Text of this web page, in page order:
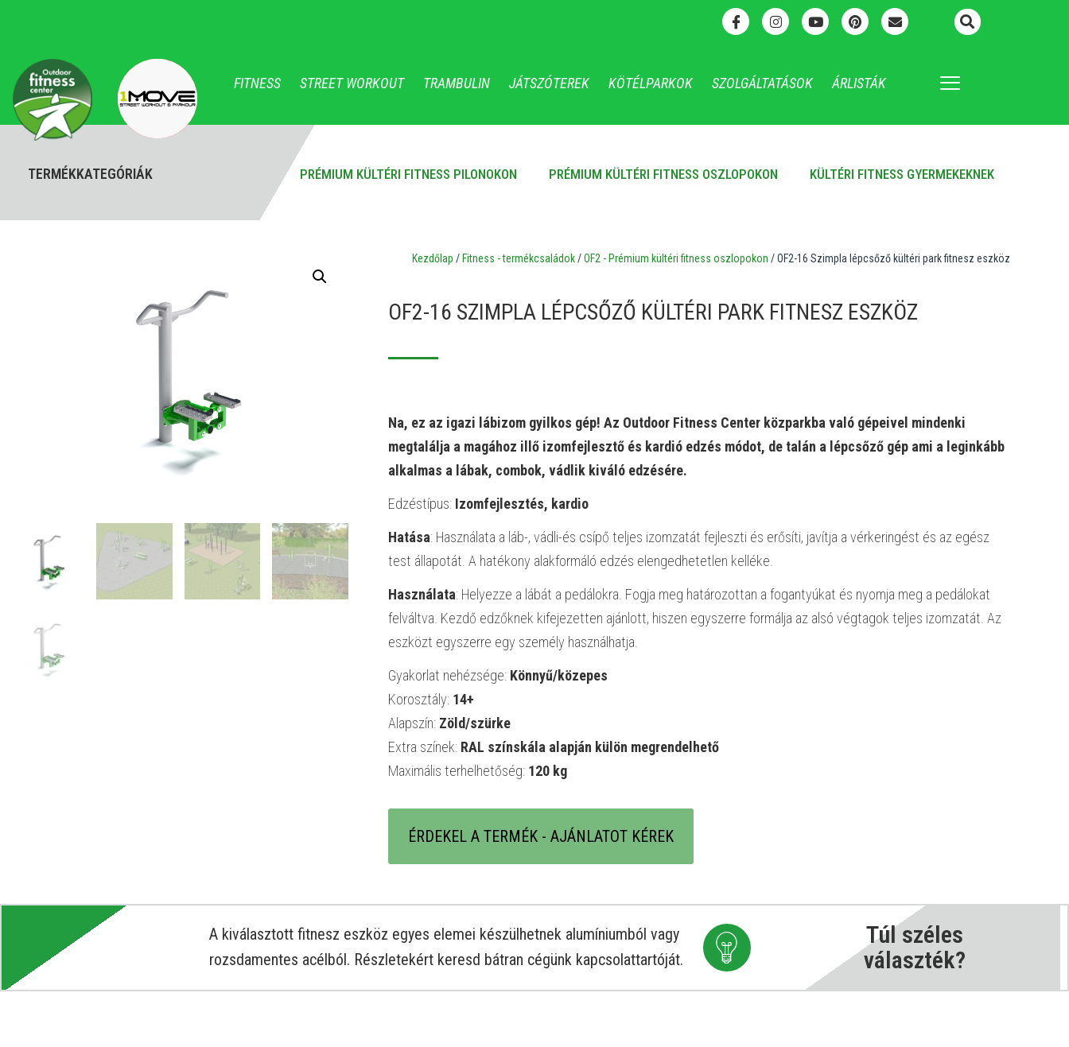
FITNESS STREET WORKOUT TRAMBULIN JÁTSZÓTEREK KÖTÉLPARKOK SZOLGÁLTATÁSOK ÁRLISTÁK
TERMÉKKATEGÓRIÁK PRÉMIUM KÜLTÉRI FITNESS PILONOKON PRÉMIUM KÜLTÉRI FITNESS OSZLOPOKON KÜLTÉRI FITNESS GYERMEKEKNEK
Kezdőlap / Fitness - termékcsaládok/OF2 - Prémium kültéri fitness oszlopokon / OF2-16 Szimpla lépcsőző kültéri park fitnesz eszköz
OF2-16 SZIMPLA LÉPCSŐZŐ KÜLTÉRI PARK FITNESZ ESZKÖZ
Na, ez az igazi lábizom gyilkos gép! Az Outdoor Fitness Center közparkba való gépeivel mindenki
megtalálja a magához illő izomfejlesztő és kardió edzés módot, de talán a lépcsőző gép ami a leginkább
alkalmas a lábak, combok, vádlik kiváló edzésére.
Edzéstípus: Izomfejlesztés, kardio
Hatása: Használata a láb-, vádli-és csípő teljes izomzatát fejleszti és erősíti, javítja a vérkeringést és az egész
test állapotát. A hatékony alakformáló edzés elengedhetetlen kelléke.
Használata: Helyezze a lábát a pedálokra. Fogja meg határozottan a fogantyúkat és nyomja meg a pedálokat
felváltva. Kezdő edzőknek kifejezetten ajánlott, hiszen egyszerre formálja az alsó végtagok teljes izomzatát. Az
eszközt egyszerre egy személy használhatja.
Gyakorlat nehézsége: Könnyű/közepes
Korosztály: 14+
Alapszín: Zöld/szürke
Extra színek: RAL színskála alapján külön megrendelhető
Maximális terhelhetőség: 120 kg
ÉRDEKEL A TERMÉK - AJÁNLATOT KÉREK
A kiválasztott fitnesz eszköz egyes elemei készülhetnek alumíniumból vagy
rozsdamentes acélból. Részletekért keresd bátran cégünk kapcsolattartóját.
Túl széles
választék?